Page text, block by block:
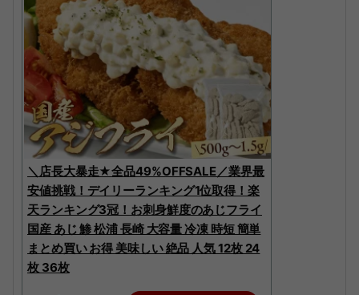
＼店長大暴走★全品49%OFFSALE／業界最
安値挑戦！デイリーランキング1位取得！楽
天ランキング3冠！お刺身鮮度のあじフライ
国産 あじ 鯵 松浦 長崎 大容量 冷凍 時短 簡単
まとめ買い お得 美味しい 絶品 人気 12枚 24
枚 36枚